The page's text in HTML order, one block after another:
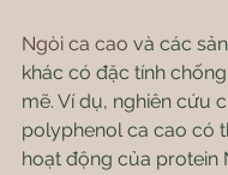
Ngòi ca cao và các
khác có đặc tính
mẽ. Ví dụ, nghiên cứu
polyphenol ca cao có
hoạt động của protein